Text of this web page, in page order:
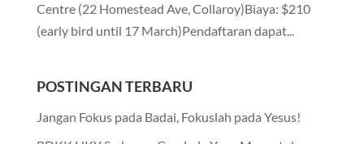
Centre (22 Homestead Ave, Collaroy)Biaya: $210
(early bird until 17 March)Pendaftaran dapat...
POSTINGAN TERBARU
Jangan Fokus pada Badai, Fokuslah pada Yesus!